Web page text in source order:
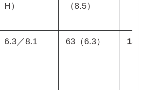
H）
（8.5）
6.3／8.1 63（6.3）